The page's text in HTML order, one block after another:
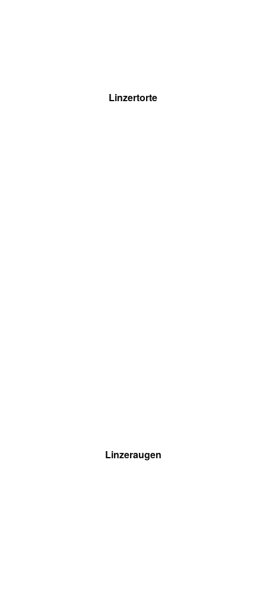
Linzertorte
Linzeraugen